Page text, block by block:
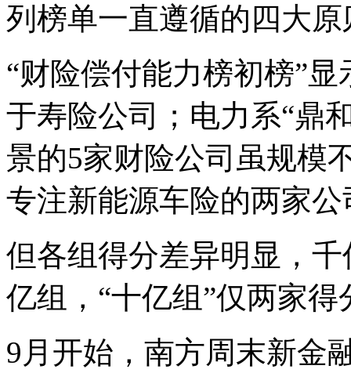
列榜单一直遵循的四大原
“财险偿付能力榜初榜”
于寿险公司；电力系“鼎
景的5家财险公司虽规模
专注新能源车险的两家
但各组得分差异明显，
亿组，“十亿组”仅两家得
9月开始，南方周末新金